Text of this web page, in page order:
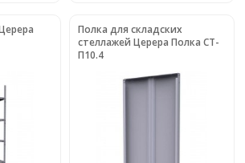
Полка для складских
стеллажей Церера Полка СТ-
П10.4